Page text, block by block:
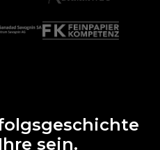
sein.